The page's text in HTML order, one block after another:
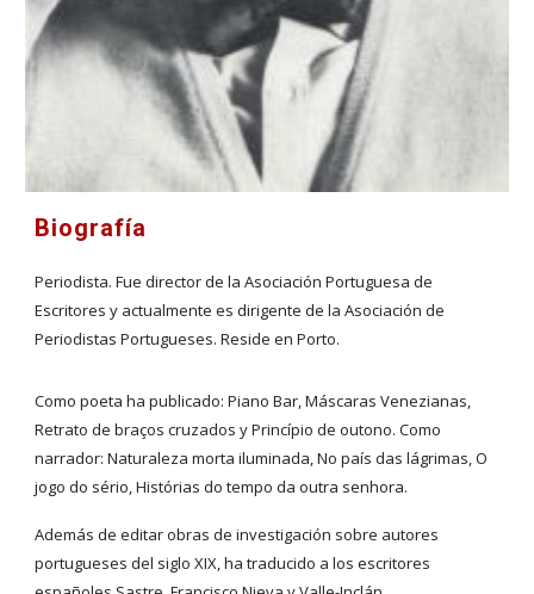
Biografía
Periodista. Fue director de la Asociación Portuguesa de
Escritores y actualmente es dirigente de la Asociación de
Periodistas Portugueses. Reside en Porto.
Como poeta ha publicado: Piano Bar, Máscaras Venezianas,
Retrato de braços cruzados y Princípio de outono. Como
narrador: Naturaleza morta iluminada, No país das lágrimas, O
jogo do sério, Histórias do tempo da outra senhora.
Además de editar obras de investigación sobre autores
portugueses del siglo XIX, ha traducido a los escritores